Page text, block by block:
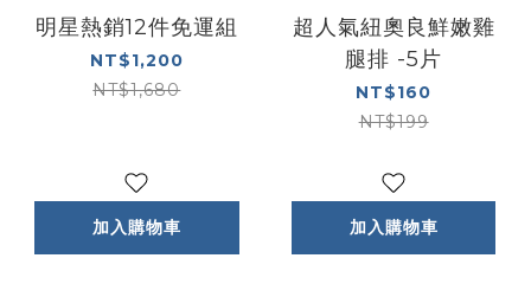
明星熱銷12件免運組
NT$1,200
NT$1,680
加入購物車
超人氣紐奧良鮮嫩雞
腿排 -5片
NT$160
NT$199
加入購物車